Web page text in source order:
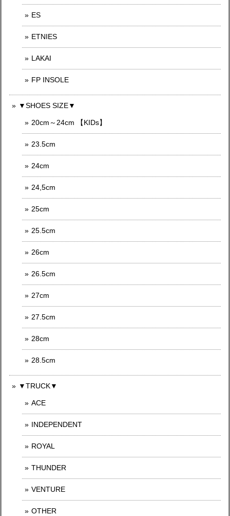
ES
ETNIES
LAKAI
FP INSOLE
▼SHOES SIZE▼
20cm～24cm 【KIDs】
23.5cm
24cm
24,5cm
25cm
25.5cm
26cm
26.5cm
27cm
27.5cm
28cm
28.5cm
▼TRUCK▼
ACE
INDEPENDENT
ROYAL
THUNDER
VENTURE
OTHER